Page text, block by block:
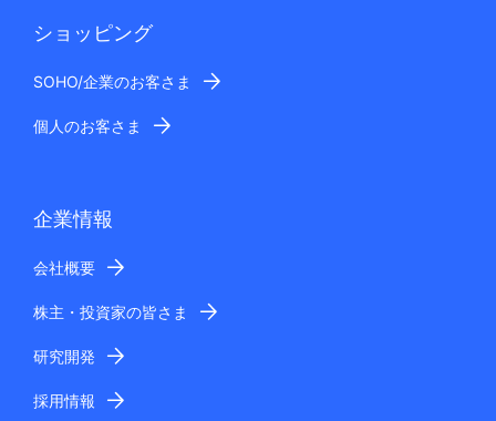
ショッピング
SOHO/企業のお客さま
個人のお客さま
企業情報
会社概要
株主・投資家の皆さま
研究開発
採用情報